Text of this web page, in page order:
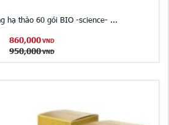
hạ thảo 60 gói BIO -science- ...
860,000 VND
950,000 VND